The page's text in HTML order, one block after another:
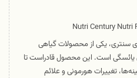
Nutri Century
نوتری پریم رز 1300 نوتری سنتری، یکی از محصولات گیاهی
یائسگی است. این محصول قادراست تا
تغییرات هورمونی و علائم